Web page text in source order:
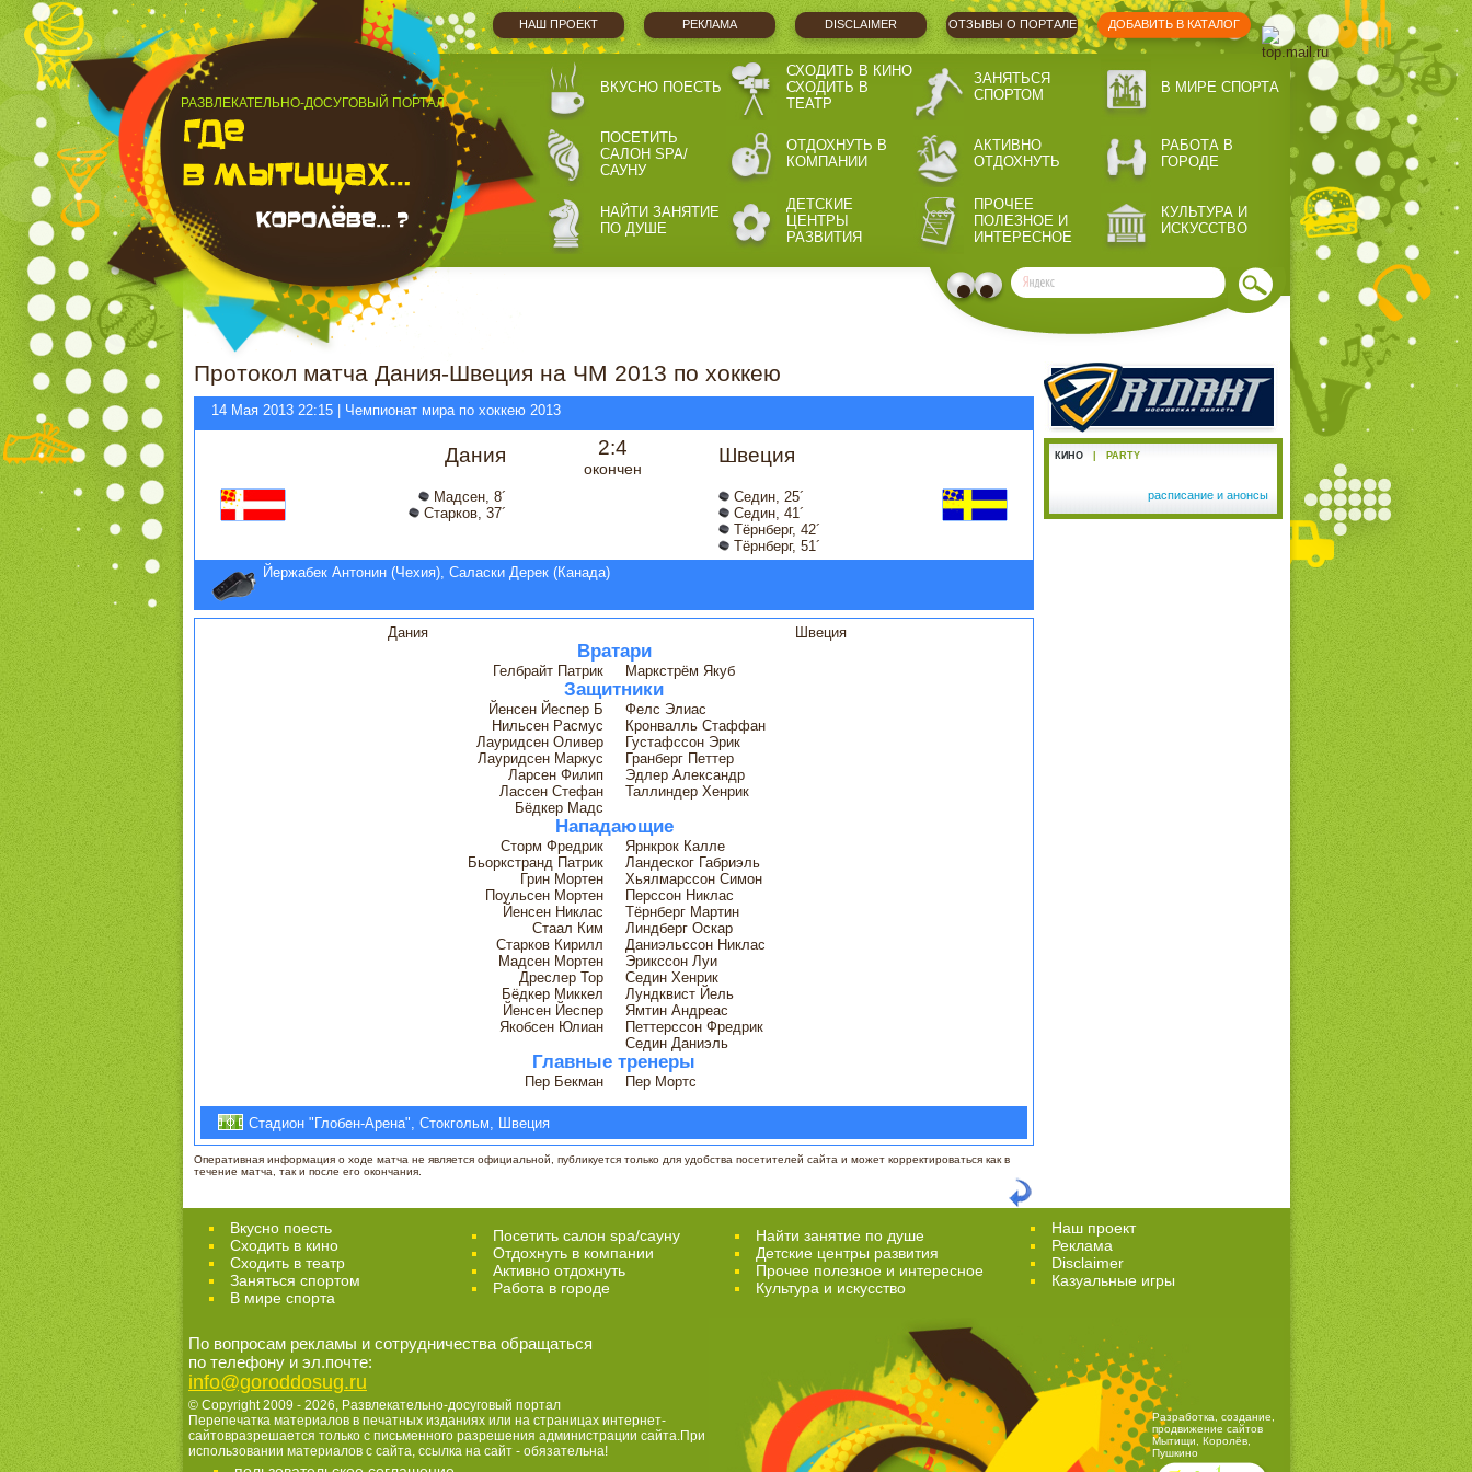
НАШ ПРОЕКТ РЕКЛАМА DISCLAIMER ОТЗЫВЫ О ПОРТАЛЕ ДОБАВИТЬ В КАТАЛОГ
РАЗВЛЕКАТЕЛЬНО-ДОСУГОВЫЙ ПОРТАЛ
ВКУСНО ПОЕСТЬ
СХОДИТЬ В КИНО
СХОДИТЬ В
ТЕАТР
ЗАНЯТЬСЯ
СПОРТОМ
В МИРЕ СПОРТА
ПОСЕТИТЬ
САЛОН SPA/
САУНУ
ОТДОХНУТЬ В
КОМПАНИИ
АКТИВНО
ОТДОХНУТЬ
РАБОТА В
ГОРОДЕ
НАЙТИ ЗАНЯТИЕ
ПО ДУШЕ
ДЕТСКИЕ
ЦЕНТРЫ
РАЗВИТИЯ
ПРОЧЕЕ
ПОЛЕЗНОЕ И
ИНТЕРЕСНОЕ
КУЛЬТУРА И
ИСКУССТВО
Протокол матча Дания-Швеция на ЧМ 2013 по хоккею
14 Мая 2013 22:15 | Чемпионат мира по хоккею 2013
Дания 2:4
окончен
Швеция
Мадсен, 8´
Старков, 37´
Седин, 25´
Седин, 41´
Тёрнберг, 42´
Тёрнберг, 51´
Йержабек Антонин (Чехия), Саласки Дерек (Канада)
Дания Швеция
Вратари
Гелбрайт Патрик Маркстрём Якуб
Защитники
Йенсен Йеспер Б
Фелс Элиас
Нильсен Расмус
Кронвалль Стаффан
Лауридсен Оливер
Густафссон Эрик
Лауридсен Маркус
Гранберг Петтер
Ларсен Филип
Эдлер Александр
Лассен Стефан
Таллиндер Хенрик
Бёдкер Мадс
Нападающие
Сторм Фредрик
Ярнкрок Калле
Бьоркстранд Патрик
Ландеског Габриэль
Грин Мортен
Хьялмарссон Симон
Поульсен Мортен
Перссон Никлас
Йенсен Никлас
Тёрнберг Мартин
Стаал Ким
Линдберг Оскар
Старков Кирилл
Даниэльсcон Никлас
Мадсен Мортен
Эрикссон Луи
Дреслер Тор
Седин Хенрик
Бёдкер Миккел
Лундквист Йель
Йенсен Йеспер
Ямтин Андреас
Якобсен Юлиан
Петтерссон Фредрик
Седин Даниэль
Главные тренеры
Пер Бекман Пер Мортс
Стадион "Глобен-Арена", Стокгольм, Швеция
Оперативная информация о ходе матча не является официальной, публикуется только для удобства посетителей сайта и может корректироваться как в
течение матча, так и после его окончания.
КИНО PARTY
расписание и анонсы
Вкусно поесть
Сходить в кино
Cходить в театр
Заняться спортом
В мире спорта
Посетить салон spa/сауну
Отдохнуть в компании
Активно отдохнуть
Работа в городе
Найти занятие по душе
Детские центры развития
Прочее полезное и интересное
Культура и искусство
Наш проект
Реклама
Disclaimer
Казуальные игры
По вопросам рекламы и сотрудничества обращаться
по телефону и эл.почте:
info@goroddosug.ru
© Copyright 2009 - 2026, Развлекательно-досуговый портал
Перепечатка материалов в печатных изданиях или на страницах интернет-
сайтовразрешается только с письменного разрешения администрации сайта.При
использовании материалов с сайта, ссылка на сайт - обязательна!
Разработка, создание,
продвижение сайтов
Мытищи, Королёв,
Пушкино